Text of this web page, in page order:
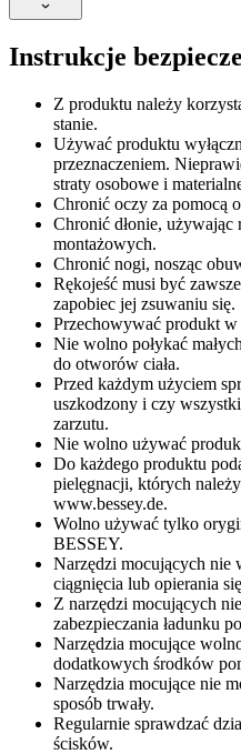
Instrukcje
Z produktu należy
stanie.
Używać produktu
przeznaczeniem.
straty osobowe i
Chronić oczy za pomocą
Chronić dłonie,
montażowych.
Chronić nogi, nosząc
Rękojeść musi być
zapobiec jej zsuwaniu się.
Przechowywać produkt w
Nie wolno połykać
do otworów ciała.
Przed każdym użyciem
uszkodzony i czy
zarzutu.
Nie wolno używać
Do każdego produktu
pielęgnacji, których
www.bessey.de.
Wolno używać tylko
BESSEY.
Narzędzi mocujących nie
ciągnięcia lub opierania
Z narzędzi mocujących
zabezpieczania ładunku
Narzędzia mocujące
dodatkowych środków
Narzędzia mocujące nie
sposób trwały.
Regularnie sprawdzać
ścisków.